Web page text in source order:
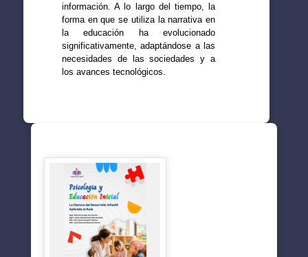
información. A lo largo del tiempo, la
forma en que se utiliza la narrativa en
la educación ha evolucionado
significativamente, adaptándose a las
necesidades de las sociedades y a
los avances tecnológicos.